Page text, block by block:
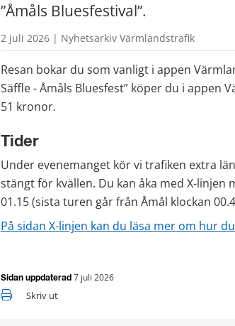
”Åmåls Bluesfestival”.
2 juli 2026 | Nyhetsarkiv Värmlandstrafik
Resan bokar du som vanligt i appen
Säffle - Åmåls Bluesfest” köper du i appen
51 kronor.
Tider
Under evenemanget kör vi trafiken extra
stängt för kvällen. Du kan åka med X-linjen
01.15 (sista turen går från Åmål klockan
På sidan X-linjen kan du läsa mer om hur
Sidan uppdaterad 7 juli 2026
Skriv ut